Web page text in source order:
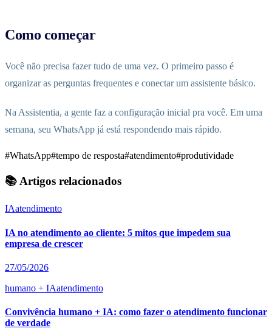
Como começar
Você não precisa fazer tudo de uma vez. O primeiro passo é
organizar as perguntas frequentes e conectar um assistente básico.
Na Assistentia, a gente faz a configuração inicial pra você. Em uma
semana, seu WhatsApp já está respondendo mais rápido.
#WhatsApp#tempo de resposta#atendimento#produtividade
📚 Artigos relacionados
IAatendimento
IA no atendimento ao cliente: 5 mitos que impedem sua
empresa de crescer
27/05/2026
humano + IAatendimento
Convivência humano + IA: como fazer o atendimento funcionar
de verdade